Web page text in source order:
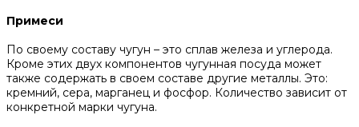
Примеси
По своему составу чугун – это сплав железа и углерода.
Кроме этих двух компонентов чугунная посуда может
также содержать в своем составе другие металлы. Это:
кремний, сера, марганец и фосфор. Количество зависит от
конкретной марки чугуна.